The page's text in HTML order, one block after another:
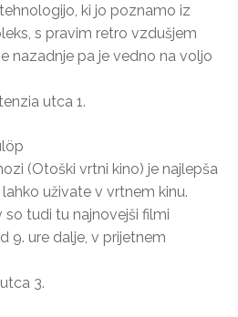
ki jo poznamo iz
s pravim retro vzdušjem
nazadnje pa je vedno na voljo
utca 1.
(Otoški vrtni kino) je najlepša
uživate v vrtnem kinu.
so tudi tu najnovejši filmi
9. ure dalje, v prijetnem
3.